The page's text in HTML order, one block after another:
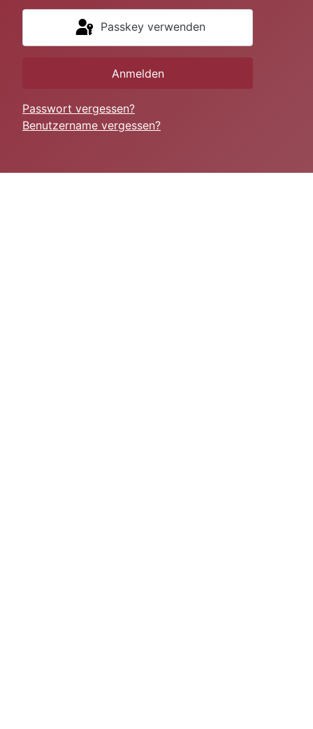
Passkey verwenden
Anmelden
Passwort vergessen?
Benutzername vergessen?